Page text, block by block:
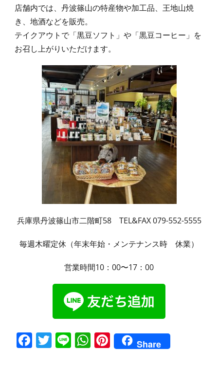
店舗内では、丹波篠山の特産物や加工品、王地山焼
き、地酒などを販売。
テイクアウトで「黒豆ソフト」や「黒豆コーヒー」を
お召し上がりいただけます。
兵庫県丹波篠山市二階町58 TEL&FAX 079-552-5555
毎週木曜定休（年末年始・メンテナンス時 休業）
営業時間10：00〜17：00
F T Li W Pi
nt
Share